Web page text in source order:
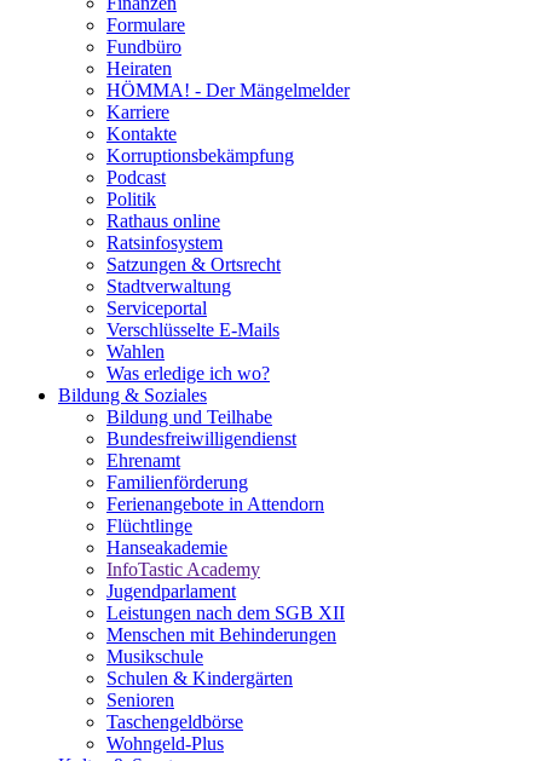
Formulare
Fundbüro
Heiraten
HÖMMA! - Der Mängelmelder
Karriere
Kontakte
Korruptionsbekämpfung
Podcast
Politik
Rathaus online
Ratsinfosystem
Satzungen & Ortsrecht
Stadtverwaltung
Serviceportal
Verschlüsselte E-Mails
Wahlen
Was erledige ich wo?
Bildung & Soziales
Bildung und Teilhabe
Bundesfreiwilligendienst
Ehrenamt
Familienförderung
Ferienangebote in Attendorn
Flüchtlinge
Hanseakademie
InfoTastic Academy
Jugendparlament
Leistungen nach dem SGB XII
Menschen mit Behinderungen
Musikschule
Schulen & Kindergärten
Senioren
Taschengeldbörse
Wohngeld-Plus